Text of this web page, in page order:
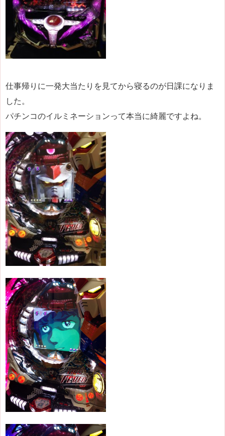
仕事帰りに一発大当たりを見てから寝るのが日課になりま
した。
パチンコのイルミネーションって本当に綺麗ですよね。